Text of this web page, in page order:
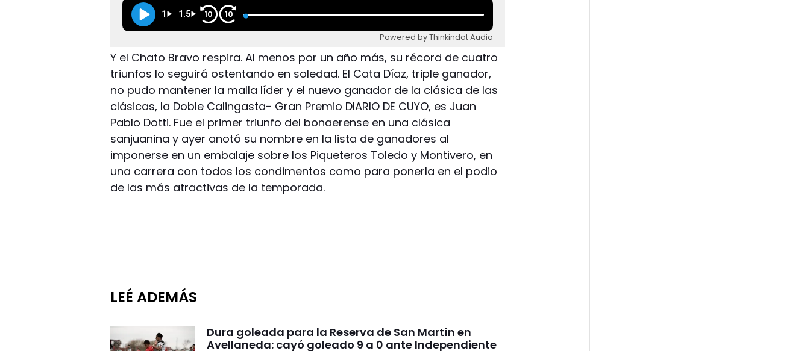
1 1.5 10 10
Powered by Thinkindot Audio
Y el Chato Bravo respira. Al menos por un año más, su récord de cuatro
triunfos lo seguirá ostentando en soledad. El Cata Díaz, triple ganador,
no pudo mantener la malla líder y el nuevo ganador de la clásica de las
clásicas, la Doble Calingasta- Gran Premio DIARIO DE CUYO, es Juan
Pablo Dotti. Fue el primer triunfo del bonaerense en una clásica
sanjuanina y ayer anotó su nombre en la lista de ganadores al
imponerse en un embalaje sobre los Piqueteros Toledo y Montivero, en
una carrera con todos los condimentos como para ponerla en el podio
de las más atractivas de la temporada.
LEÉ ADEMÁS
Dura goleada para la Reserva de San Martín en
Avellaneda: cayó goleado 9 a 0 ante Independiente